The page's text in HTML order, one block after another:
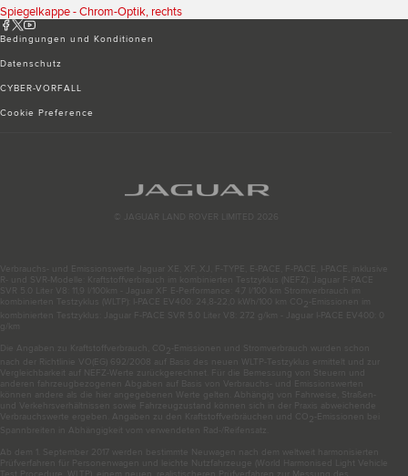
Spiegelkappe - Chrom-Optik, rechts
Bedingungen und Konditionen
Datenschutz
CYBER-VORFALL
Cookie Preference
© JAGUAR LAND ROVER LIMITED 2026
Verbrauchs- und Emissionswerte Jaguar XE, XF, XJ, F-TYPE, E-PACE, F-PACE, I-PACE, inklusive
R- und SVR-Modelle: Kraftstoffverbrauch im kombinierten Testzyklus (NEFZ): Jaguar F-PACE
SVR 5.0 Liter V8: 11,9 l/100km - Jaguar XF E-Performance: 4,7 l/100 km Stromverbrauch im
kombinierten Testzyklus (WLTP): I-PACE EV400: 24,8-22,0 kWh/100 km CO 2
kombinierten Testzyklus: Jaguar F-PACE SVR 5.0 Liter V8: 272 g/km - Jaguar I-PACE EV400: 0
g/km
Die Angaben zu Kraftstoffverbrauch, CO 2
-Emissionen und Stromverbrauch wurden schon
nach der Richtlinie VO(EG) 692/2008 auf Basis des neuen WLTP-Testzyklus ermittelt und zur
Vergleichbarkeit auf NEFZ-Werte zurückgerechnet. Für die Bemessung von Steuern und
anderen fahrzeugbezogenen Abgaben auf Basis von Verbrauchs- und Emissionswerten
können andere als die hier angegebenen Werte gelten. Abhängig von Fahrweise, Straßen-
und Verkehrsverhältnissen sowie Fahrzeugzustand können sich in der Praxis abweichende
Verbrauchswerte ergeben. Angaben zu den Kraftstoffverbräuchen und CO 2
Spannbreiten in Abhängigkeit vom verwendeten Rad-/Reifensatz.
Ab dem 1. September 2017 werden bestimmte Neuwagen nach dem weltweit harmonisierten
Prüfverfahren für Personenwagen und leichte Nutzfahrzeuge (World Harmonised Light Vehicle